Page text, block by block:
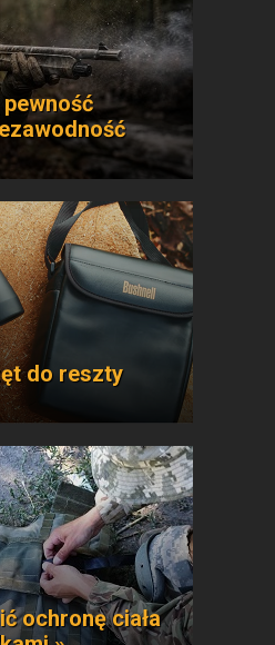
do reszty
ochronę ciała